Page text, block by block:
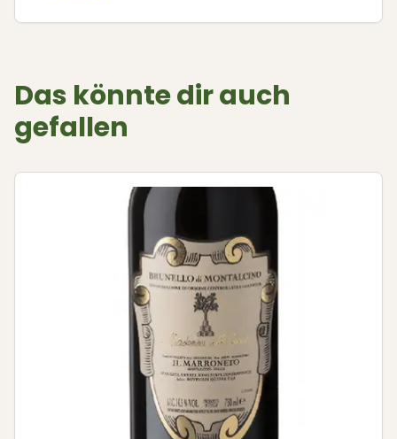
Das könnte dir auch
gefallen